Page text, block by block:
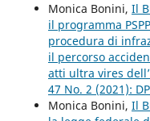
Monica Bonini, Il
il programma
procedura di
il percorso
atti ultra vires
47 No. 2 (2021):
Monica Bonini, Il